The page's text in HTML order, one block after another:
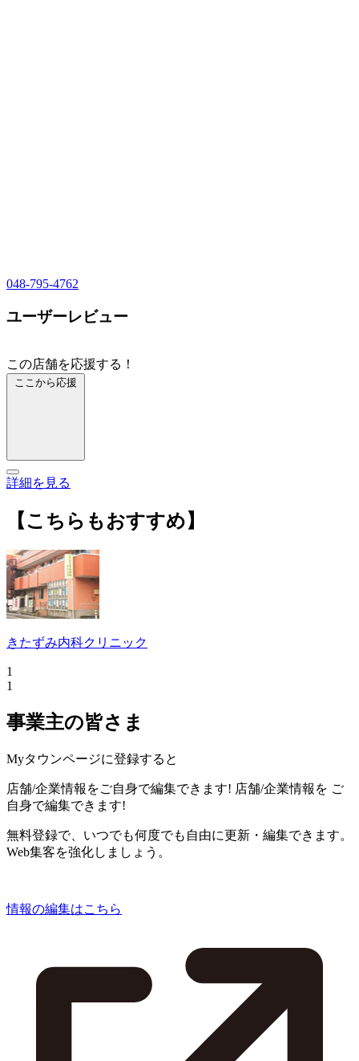
048-795-4762
ユーザーレビュー
この店舗を応援する！
ここから応援
詳細を見る
【こちらもおすすめ】
きたずみ内科クリニック
1
1
事業主の皆さま
Myタウンページに登録すると
店舗/企業情報をご自身で編集できます! 店舗/企業情報を ご
自身で編集できます!
無料登録で、いつでも何度でも自由に更新・編集できます。
Web集客を強化しましょう。
情報の編集はこちら